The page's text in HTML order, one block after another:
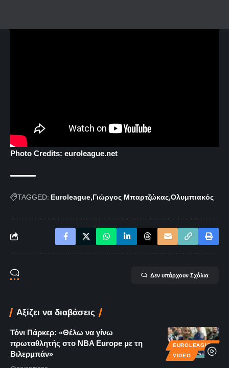
Photo Credits: euroleague.net
TAGGED: Euroleague Γιώργος Μπαρτζώκας Ολυμπιακός
Δεν υπάρχουν Σχόλια
Αξίζει να διαβάσεις
EUROLEAGUE
VIDEO
Τόνι Πάρκερ: «Θέλω να γίνω
πρωταθλητής στο NBA Europe με τη
Βιλερμπάν»